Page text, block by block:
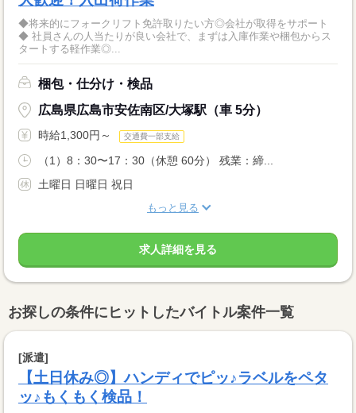
◆将来的にフォークリフト免許取りたい方◎会社が取得をサポート
◆ 社員さんの人当たりが良い会社で、まずは入庫作業や梱包からス
タートする軽作業◎...
梱包・仕分け・検品
広島県広島市安佐南区/大塚駅（車 5分）
時給1,300円～ 交通費一部支給
（1）8：30〜17：30（休憩 60分） 残業：締...
土曜日 日曜日 祝日
もっと見る
求人詳細を見る
お探しの条件にヒットしたバイトル案件一覧
[派遣]
【土日休み◎】ハンディでピッ♪ラベルをペタ
ッ♪もくもく検品！